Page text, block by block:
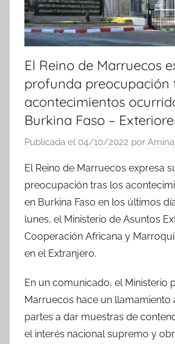
El Reino de Marruecos
profunda preocupación
acontecimientos
Burkina Faso –
Publicada el 04/10/2022 por
El Reino de Marruecos expresa
preocupación tras los
en Burkina Faso en los últimos
lunes, el Ministerio de Asuntos
Cooperación Africana y
en el Extranjero.
En un comunicado, el Ministerio
Marruecos hace un llamamiento
partes a dar muestras de
el interés nacional supremo y